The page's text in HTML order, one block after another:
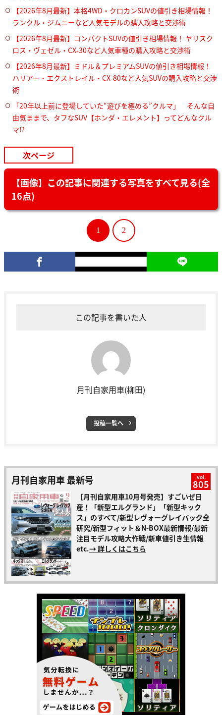
【2026年8月最新】本格4WD・クロカンSUVの値引き相場情報！
ランクル・ジムニーなど人気モデルの購入攻略と交渉術
【2026年8月最新】コンパクトSUVの値引き相場情報！ ヤリスク
ロス・ヴェゼル・CX-30など人気車種の購入攻略と交渉術
【2026年8月最新】ミドル＆プレミアムSUVの値引き相場情報！
ハリアー・エクストレイル・CX-80など人気SUVの購入攻略と交渉
術
「20年以上前に登場していた“遊びを極める”クルマ」 そんな自
由気ままで、タフなSUV【ホンダ・エレメント】ってどんなクル
マ⁉︎
次ページ
【画像】この記事に関連する写真をすべて見る(全
16点)
1 2
この記事を書いた人
月刊自家用車(柳田)
投稿一覧へ
月刊自家用車 最新号 vol.
805
【月刊自家用車10月号発売】すごいぜ日
産！「新型エルグランド」「新型キック
ス」のすべて/新型レヴォーグレイバック全
研究/新型フィット＆N-BOX最新情報/最新
注目モデル攻略大作戦/新車値引き生情報
etc.→ 詳しくはこちら